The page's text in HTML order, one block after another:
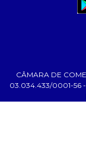
ajuda
CÂMARA DE
03.034.433/0001-56 -